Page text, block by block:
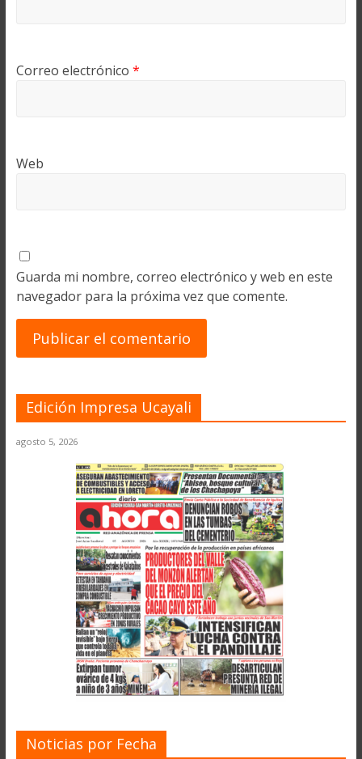
Correo electrónico *
Web
Guarda mi nombre, correo electrónico y web en este
navegador para la próxima vez que comente.
Edición Impresa Ucayali
agosto 5, 2026
Noticias por Fecha